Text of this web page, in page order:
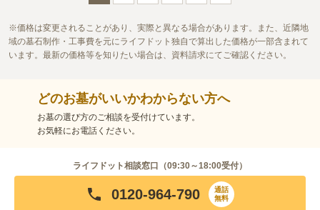
価格は変更されることがあり、実際と異なる場合があります。また、近隣地
域の墓石制作・工事費を元にライフドット独自で算出した価格が一部含まれて
います。最新の価格等を知りたい場合は、資料請求にてご確認ください。
どのお墓がいいかわからない方へ
お墓の選び方のご相談を受付けています。
お気軽にお電話ください。
ライフドット相談窓口（09:30～18:00受付）
0120-964-790
通話
無料